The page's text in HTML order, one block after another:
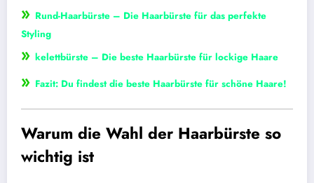
» Rund-Haarbürste – Die Haarbürste für das perfekte
Styling
» kelettbürste – Die beste Haarbürste für lockige Haare
» Fazit: Du findest die beste Haarbürste für schöne Haare!
Warum die Wahl der Haarbürste so
wichtig ist